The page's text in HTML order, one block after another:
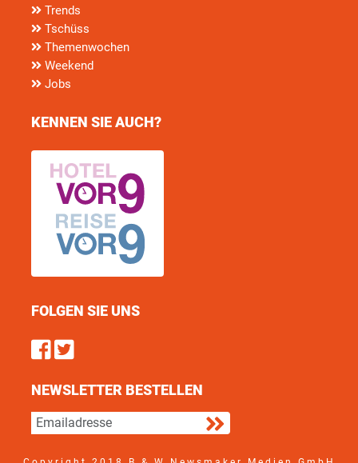
Trends
Tschüss
Themenwochen
Weekend
Jobs
KENNEN SIE AUCH?
FOLGEN SIE UNS
Find us on Facebook
Follow us on Twitter
NEWSLETTER BESTELLEN